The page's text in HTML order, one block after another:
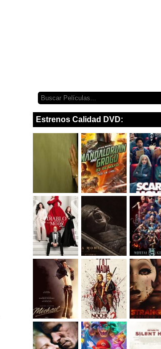
Estrenos Calidad DVD: